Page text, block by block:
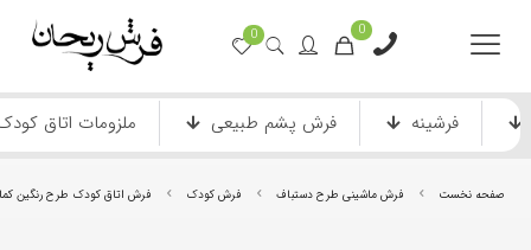
0
0
فرشینه فرش پشم طبیعی ملزومات اتاق
صفحه نخست فرش ماشینی طرح دستباف فرش کودک فرش اتاق کودک طرح رنگین